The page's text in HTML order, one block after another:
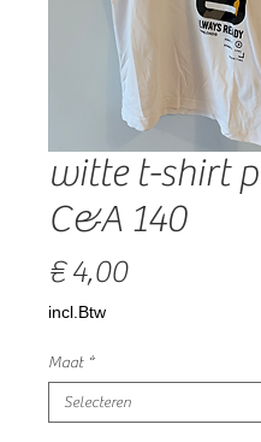
witte t-shirt
C&A 140
€ 4,00Prijs
incl.Btw
Maat *